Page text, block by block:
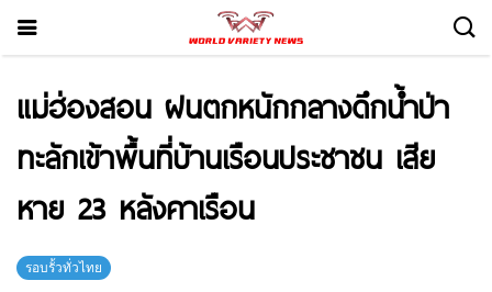
แม่ฮ่องสอน ฝนตกหนักกลางดึกน้ำป่า
ทะลักเข้าพื้นที่บ้านเรือนประชาชน เสีย
หาย 23 หลังคาเรือน
รอบรั้วทั่วไทย